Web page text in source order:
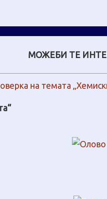
МОЖЕБИ ТЕ